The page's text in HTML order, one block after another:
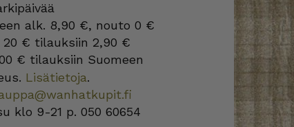
alk. 8,90 €, nouto 0 €
€ tilauksiin 2,90 €
€ tilauksiin Suomeen
Lisätietoja.
klo 9-21 p. 050 60654